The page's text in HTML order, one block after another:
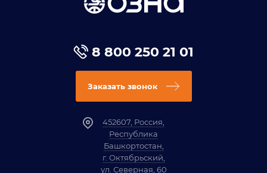
8 800 250 21 01
Заказать звонок
452607, Россия,
Республика
Башкортостан,
г. Октябрьский,
ул. Северная, 60